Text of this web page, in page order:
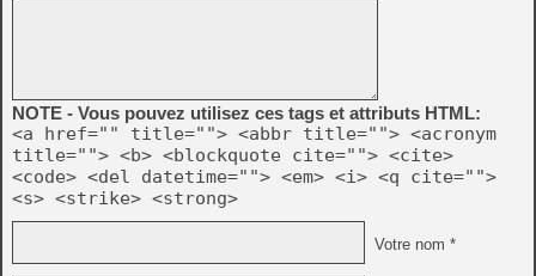
NOTE - Vous pouvez utilisez ces tags et attributs HTML:
<a href="" title=""> <abbr title=""> <acronym
title=""> <b> <blockquote cite=""> <cite>
<code> <del datetime=""> <em> <i> <q cite="">
<s> <strike> <strong>
Votre nom *